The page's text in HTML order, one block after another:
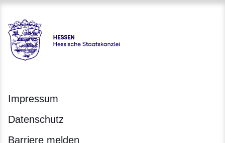
Hessen - Hessische Staatskanzlei
Impressum
Datenschutz
Barriere melden